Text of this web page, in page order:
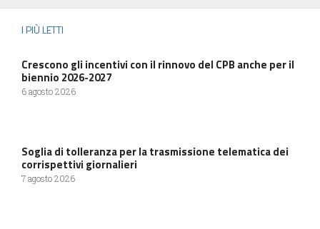
I PIÙ LETTI
Crescono gli incentivi con il rinnovo del CPB anche per il
biennio 2026-2027
6 agosto 2026
Soglia di tolleranza per la trasmissione telematica dei
corrispettivi giornalieri
7 agosto 2026